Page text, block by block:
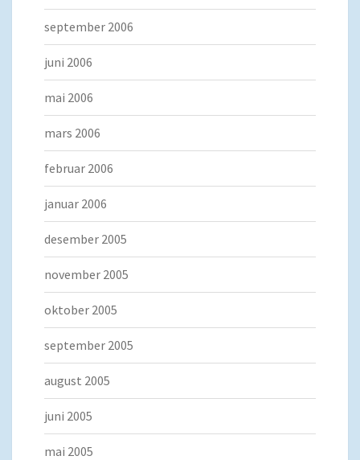
september 2006
juni 2006
mai 2006
mars 2006
februar 2006
januar 2006
desember 2005
november 2005
oktober 2005
september 2005
august 2005
juni 2005
mai 2005